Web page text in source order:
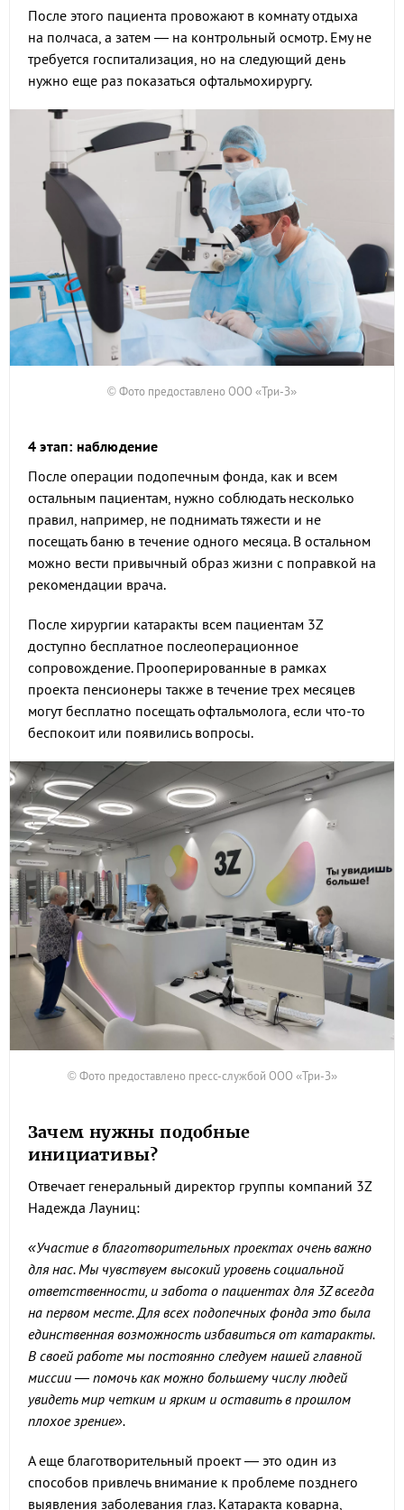
После этого пациента провожают в комнату отдыха
на полчаса, а затем — на контрольный осмотр. Ему не
требуется госпитализация, но на следующий день
нужно еще раз показаться офтальмохирургу.
© Фото предоставлено ООО «Три-З»
4 этап: наблюдение
После операции подопечным фонда, как и всем
остальным пациентам, нужно соблюдать несколько
правил, например, не поднимать тяжести и не
посещать баню в течение одного месяца. В остальном
можно вести привычный образ жизни с поправкой на
рекомендации врача.
После хирургии катаракты всем пациентам 3Z
доступно бесплатное послеоперационное
сопровождение. Прооперированные в рамках
проекта пенсионеры также в течение трех месяцев
могут бесплатно посещать офтальмолога, если что-то
беспокоит или появились вопросы.
© Фото предоставлено пресс-службой ООО «Три-З»
Зачем нужны подобные
инициативы?
Отвечает генеральный директор группы компаний 3Z
Надежда Лауниц:
«Участие в благотворительных проектах очень важно
для нас. Мы чувствуем высокий уровень социальной
ответственности, и забота о пациентах для 3Z всегда
на первом месте. Для всех подопечных фонда это была
единственная возможность избавиться от катаракты.
В своей работе мы постоянно следуем нашей главной
миссии — помочь как можно большему числу людей
увидеть мир четким и ярким и оставить в прошлом
плохое зрение».
А еще благотворительный проект — это один из
способов привлечь внимание к проблеме позднего
выявления заболевания глаз. Катаракта коварна,